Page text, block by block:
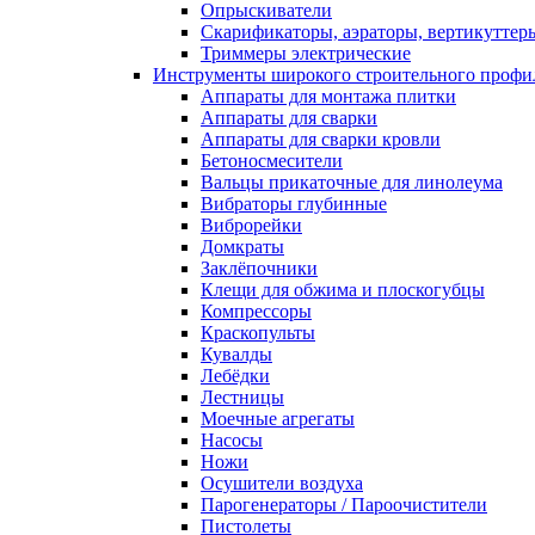
Опрыскиватели
Скарификаторы, аэраторы,
Триммеры электрические
Инструменты широкого строительного
Аппараты для монтажа плитки
Аппараты для сварки
Аппараты для сварки кровли
Бетоносмесители
Вальцы прикаточные для линолеума
Вибраторы глубинные
Виброрейки
Домкраты
Заклёпочники
Клещи для обжима и плоскогубцы
Компрессоры
Краскопульты
Кувалды
Лебёдки
Лестницы
Моечные агрегаты
Насосы
Ножи
Осушители воздуха
Парогенераторы / Пароочистители
Пистолеты